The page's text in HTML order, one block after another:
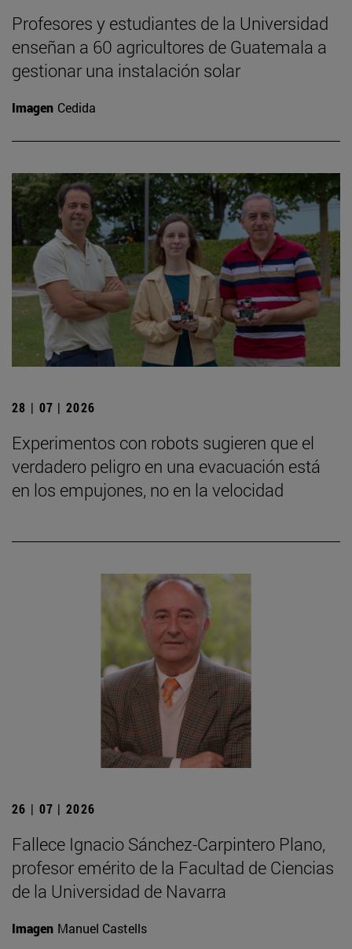
Profesores y estudiantes de la Universidad
enseñan a 60 agricultores de Guatemala a
gestionar una instalación solar
Imagen Cedida
28 | 07 | 2026
Experimentos con robots sugieren que el
verdadero peligro en una evacuación está
en los empujones, no en la velocidad
26 | 07 | 2026
Fallece Ignacio Sánchez-Carpintero Plano,
profesor emérito de la Facultad de Ciencias
de la Universidad de Navarra
Imagen Manuel Castells